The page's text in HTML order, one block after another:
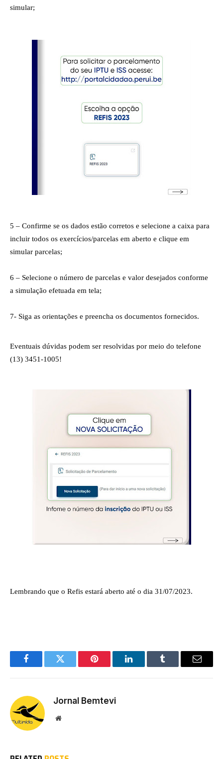
simular;
5 – Confirme se os dados estão corretos e selecione a caixa para
incluir todos os exercícios/parcelas em aberto e clique em
simular parcelas;
6 – Selecione o número de parcelas e valor desejados conforme
a simulação efetuada em tela;
7- Siga as orientações e preencha os documentos fornecidos.
Eventuais dúvidas podem ser resolvidas por meio do telefone
(13) 3451-1005!
Lembrando que o Refis estará aberto até o dia 31/07/2023.
FacebookTwitter Pinterest LinkedInTumblr Email
Jornal Bemtevi
Website